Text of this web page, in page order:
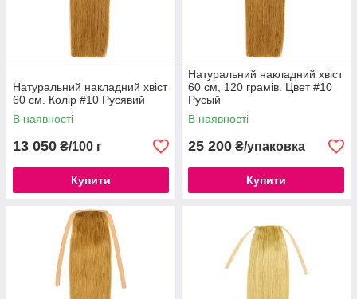
Натуральний накладний хвіст
60 см. Колір #10 Русявий
В наявності
13 050 ₴/100 г
Купити
Натуральний накладний хвіст
60 см, 120 грамів. Цвет #10
Русый
В наявності
25 200 ₴/упаковка
Купити